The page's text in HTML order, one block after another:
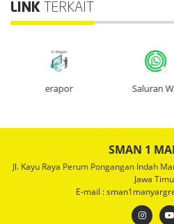
LINK TERKAIT
erapor Saluran
SMAN 1
Jl. Kayu Raya Perum Pongangan Indah
Jawa
E-mail :